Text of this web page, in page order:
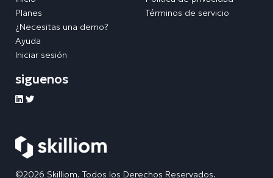
©2026 Skilliom. Todos los Derechos Reservados.
Planes
¿Necesitas una demo?
Ayuda
Iniciar sesión
Términos de servicio
siguenos